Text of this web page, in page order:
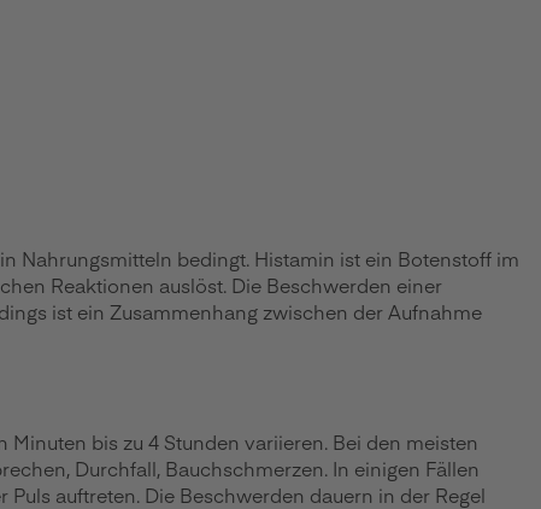
Nahrungsmitteln bedingt. Histamin ist ein Botenstoff im
Reaktionen auslöst. Die Beschwerden einer
ist ein Zusammenhang zwischen der Aufnahme
bis zu 4 Stunden variieren. Bei den meisten
Durchfall, Bauchschmerzen. In einigen Fällen
auftreten. Die Beschwerden dauern in der Regel